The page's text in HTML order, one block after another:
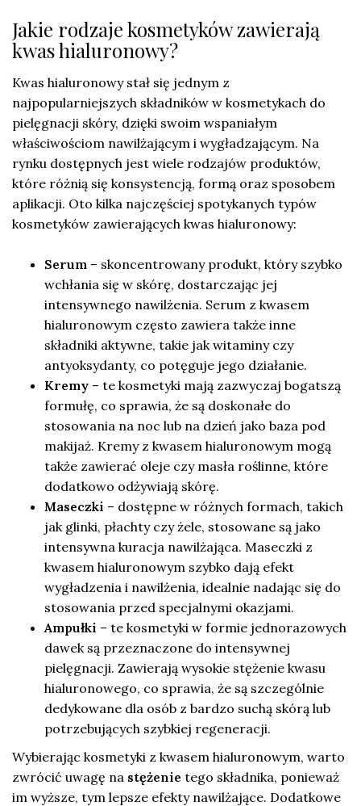
Jakie rodzaje kosmetyków zawierają
kwas hialuronowy?
Kwas hialuronowy stał się jednym z
najpopularniejszych składników w kosmetykach do
pielęgnacji skóry, dzięki swoim wspaniałym
właściwościom nawilżającym i wygładzającym. Na
rynku dostępnych jest wiele rodzajów produktów,
które różnią się konsystencją, formą oraz sposobem
aplikacji. Oto kilka najczęściej spotykanych typów
kosmetyków zawierających kwas hialuronowy:
Serum – skoncentrowany produkt, który szybko
wchłania się w skórę, dostarczając jej
intensywnego nawilżenia. Serum z kwasem
hialuronowym często zawiera także inne
składniki aktywne, takie jak witaminy czy
antyoksydanty, co potęguje jego działanie.
Kremy – te kosmetyki mają zazwyczaj bogatszą
formułę, co sprawia, że są doskonałe do
stosowania na noc lub na dzień jako baza pod
makijaż. Kremy z kwasem hialuronowym mogą
także zawierać oleje czy masła roślinne, które
dodatkowo odżywiają skórę.
Maseczki – dostępne w różnych formach, takich
jak glinki, płachty czy żele, stosowane są jako
intensywna kuracja nawilżająca. Maseczki z
kwasem hialuronowym szybko dają efekt
wygładzenia i nawilżenia, idealnie nadając się do
stosowania przed specjalnymi okazjami.
Ampułki – te kosmetyki w formie jednorazowych
dawek są przeznaczone do intensywnej
pielęgnacji. Zawierają wysokie stężenie kwasu
hialuronowego, co sprawia, że są szczególnie
dedykowane dla osób z bardzo suchą skórą lub
potrzebujących szybkiej regeneracji.
Wybierając kosmetyki z kwasem hialuronowym, warto
zwrócić uwagę na stężenie tego składnika, ponieważ
im wyższe, tym lepsze efekty nawilżające. Dodatkowe